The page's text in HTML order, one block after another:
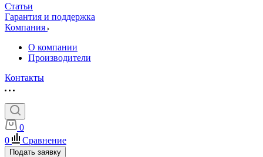
Статьи
Гарантия и поддержка
Компания
О компании
Производители
Контакты
0
0
Сравнение
Подать заявку